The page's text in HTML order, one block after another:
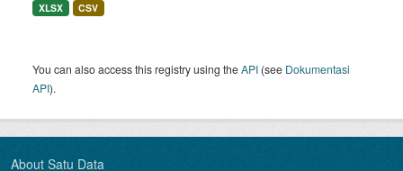
XLSX CSV
You can also access this registry using theAPI (see Dokumentasi
API).
About Satu Data